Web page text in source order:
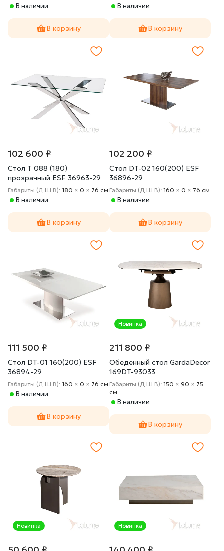
В наличии
В корзину
В наличии
В корзину
102 600 ₽
Стол T 088 (180)
прозрачный ESF 36963-29
Габариты (Д Ш В): 180 × 0 × 76 cм
В наличии
В корзину
102 200 ₽
Стол DT-02 160(200) ESF
36896-29
Габариты (Д Ш В): 160 × 0 × 76 cм
В наличии
В корзину
111 500 ₽
Стол DT-01 160(200) ESF
36894-29
Габариты (Д Ш В): 160 × 0 × 76 cм
В наличии
В корзину
Новинка
211 800 ₽
Обеденный стол GardaDecor
169DT-93033
Габариты (Д Ш В): 150 × 90 × 75
cм
В наличии
В корзину
Новинка Новинка